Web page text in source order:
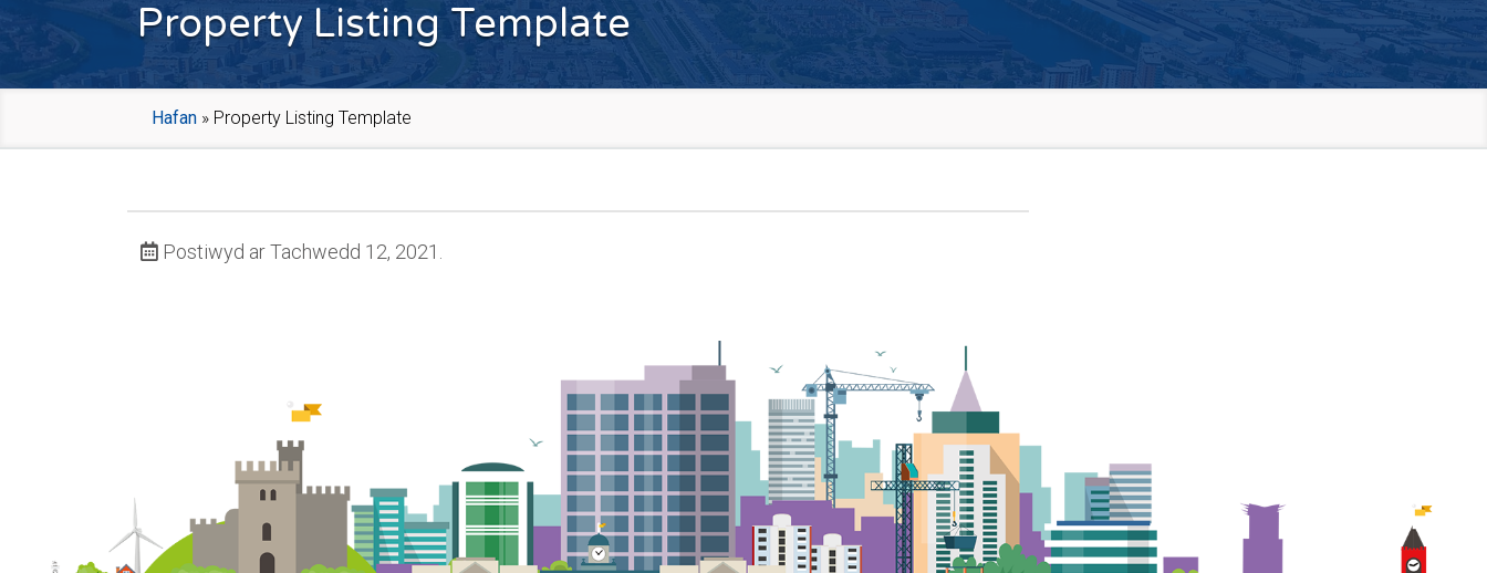
Property Listing Template
Hafan » Property Listing Template
Postiwyd ar Tachwedd 12, 2021.